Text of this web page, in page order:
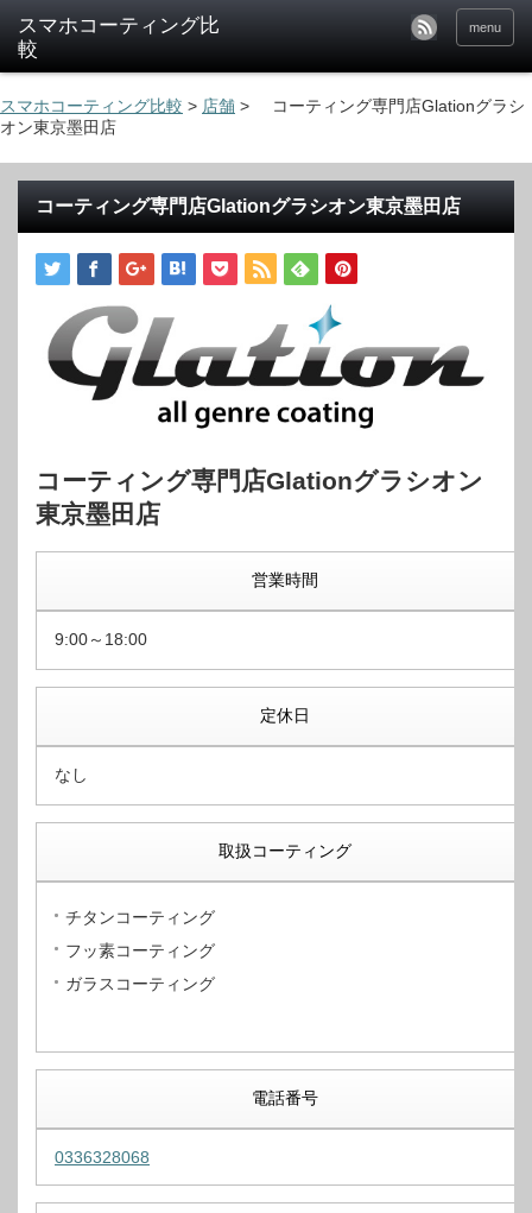
menu
スマホコーティング比較 > 店舗 >
コーティング専門店Glationグラシ
オン東京墨田店
コーティング専門店Glationグラシオン東京墨田店
コーティング専門店Glationグラシオン
東京墨田店
営業時間
9:00～18:00
定休日
なし
取扱コーティング
チタンコーティング
フッ素コーティング
ガラスコーティング
電話番号
0336328068